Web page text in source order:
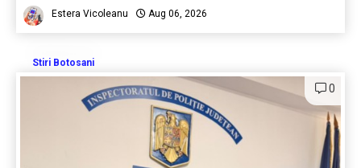
Estera Vicoleanu Aug 06, 2026
Stiri Botosani
0